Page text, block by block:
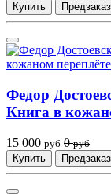
Купить
Предзаказ
Федор
Книга в
15 000 руб 0 руб
Купить
Предзаказ